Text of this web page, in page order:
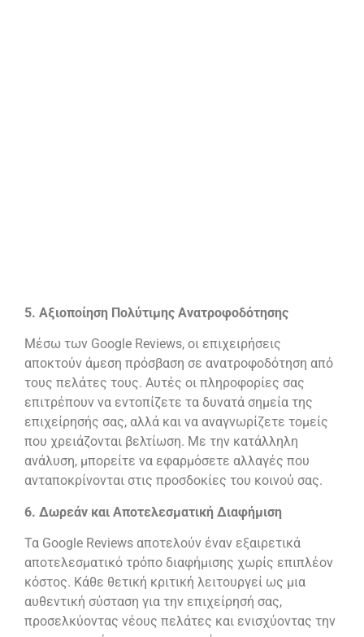
5. Αξιοποίηση Πολύτιμης Ανατροφοδότησης
Μέσω των Google Reviews, οι επιχειρήσεις
αποκτούν άμεση πρόσβαση σε ανατροφοδότηση από
τους πελάτες τους. Αυτές οι πληροφορίες σας
επιτρέπουν να εντοπίζετε τα δυνατά σημεία της
επιχείρησής σας, αλλά και να αναγνωρίζετε τομείς
που χρειάζονται βελτίωση. Με την κατάλληλη
ανάλυση, μπορείτε να εφαρμόσετε αλλαγές που
ανταποκρίνονται στις προσδοκίες του κοινού σας.
6. Δωρεάν και Αποτελεσματική Διαφήμιση
Τα Google Reviews αποτελούν έναν εξαιρετικά
αποτελεσματικό τρόπο διαφήμισης χωρίς επιπλέον
κόστος. Κάθε θετική κριτική λειτουργεί ως μια
αυθεντική σύσταση για την επιχείρησή σας,
προσελκύοντας νέους πελάτες και ενισχύοντας την